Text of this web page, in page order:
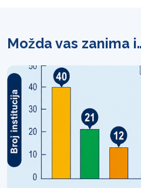
Možda vas zanima